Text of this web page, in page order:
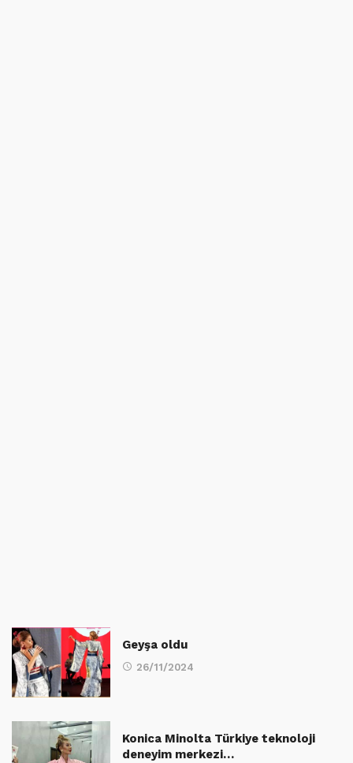
Geyşa oldu
26/11/2024
Konica Minolta Türkiye teknoloji
deneyim merkezi…